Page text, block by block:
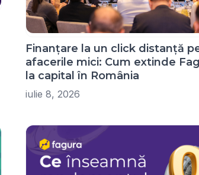
Finanțare la un click distanță
afacerile mici: Cum extinde
la capital în România
iulie 8, 2026